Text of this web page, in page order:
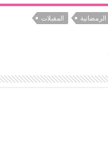
الرمضانية المقبلات